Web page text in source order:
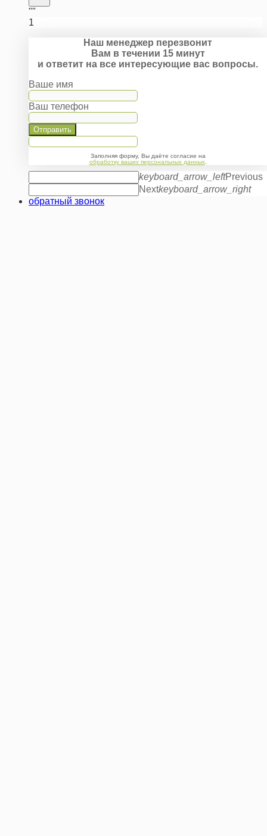
""
1
Наш менеджер перезвонит
Вам в течении 15 минут
и ответит на все интересующие вас вопросы.
Ваше имя
Ваш телефон
Отправить
Заполняя форму, Вы даёте согласие на
обработку ваших персональных данных.
keyboard_arrow_leftPrevious
Nextkeyboard_arrow_right
обратный звонок